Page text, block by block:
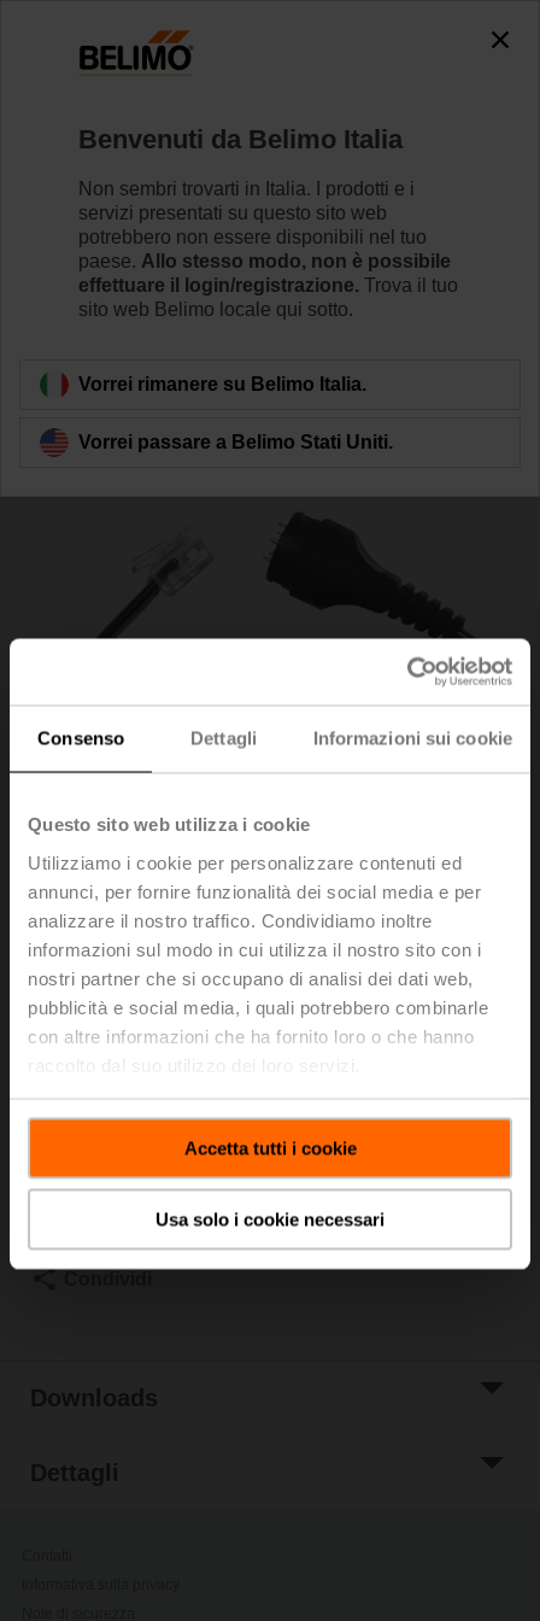
Consenso Dettagli Informazioni sui cookie
Questo sito web utilizza i cookie
Utilizziamo i cookie per personalizzare contenuti ed
annunci, per fornire funzionalità dei social media e per
analizzare il nostro traffico. Condividiamo inoltre
informazioni sul modo in cui utilizza il nostro sito con i
nostri partner che si occupano di analisi dei dati web,
pubblicità e social media, i quali potrebbero combinarle
con altre informazioni che ha fornito loro o che hanno
Accetta tutti i cookie
Usa solo i cookie necessari
accessing the absolute URL
"https://www.belimo.com/it/it_IT/~mgnlArea=cookies~".
Home Attuatori per serrande Accessori
ZK1-GEN
Torna alla categoria di prodotti
ZK1-GEN
Cavo di collegamento 5 m, A: RJ11 6/4 LINK.10, B:
Aggiungi al
Downloads
Dettagli
Benvenuti da Belimo Italia
Non sembri trovarti in Italia. I prodotti e i
servizi presentati su questo sito web
potrebbero non essere disponibili nel tuo
paese. Allo stesso modo, non è possibile
effettuare il login/registrazione. Trova il tuo
sito web Belimo locale qui sotto.
Vorrei rimanere su Belimo Italia.
Vorrei passare a Belimo Stati Uniti.